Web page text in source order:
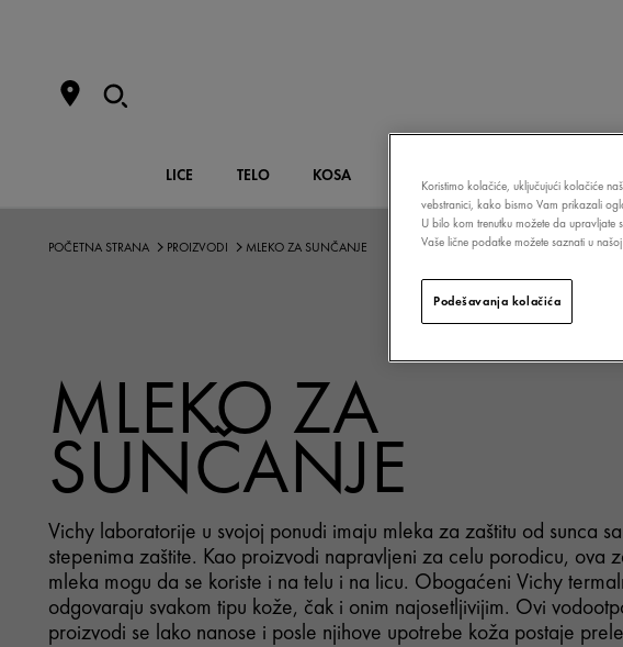
LICE TELO KOSA
POČETNA STRANA PROIZVODI MLEKO ZA SUNČANJE
MLEKO ZA
SUNČANJE
Vichy laboratorije u svojoj ponudi imaju mleka za zaštitu od sunca
stepenima zaštite. Kao proizvodi napravljeni za celu porodicu, ova
mleka mogu da se koriste i na telu i na licu. Obogaćeni Vichy
odgovaraju svakom tipu kože, čak i onim najosetljivijim. Ovi
proizvodi se lako nanose i posle njihove upotrebe koža postaje
Koristimo kolačiće, uključujući kolačiće
vebstranici, kako bismo Vam prikazali
U bilo kom trenutku možete da
Vaše lične podatke možete saznati u
Podešavanja kolačića